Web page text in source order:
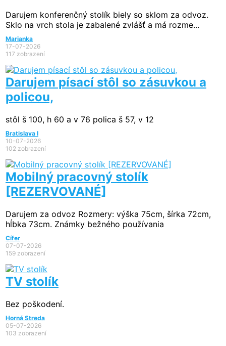
Darujem konferenčný stolík biely so sklom za odvoz.
Sklo na vrch stola je zabalené zvlášť a má rozme...
Marianka
17-07-2026
117 zobrazení
Darujem písací stôl so zásuvkou a
policou,
stôl š 100, h 60 a v 76 polica š 57, v 12
Bratislava I
10-07-2026
102 zobrazení
Mobilný pracovný stolík
[REZERVOVANÉ]
Darujem za odvoz Rozmery: výška 75cm, šírka 72cm,
hĺbka 73cm. Známky bežného používania
Cífer
07-07-2026
159 zobrazení
TV stolík
Bez poškodení.
Horná Streda
05-07-2026
103 zobrazení